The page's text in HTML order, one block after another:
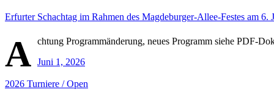
Erfurter Schachtag im Rahmen des Magdeburger-Allee-Festes am 6.
A chtung Programmänderung, neues Programm siehe PDF-
Juni 1, 2026
2026 Turniere / Open